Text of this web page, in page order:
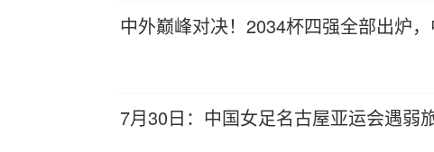
中外巅峰对决！2034杯四强全部出炉
7月30日：中国女足名古屋亚运会遇弱